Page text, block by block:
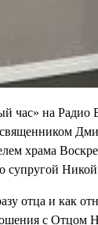
час» на
священником
храма
супругой
отца и как
с Отцом